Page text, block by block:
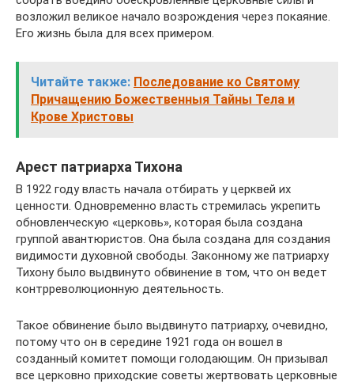
возложил великое начало возрождения через покаяние.
Его жизнь была для всех примером.
Читайте также: Последование ко Святому
Причащению Божественныя Тайны Тела и
Крове Христовы
Арест патриарха Тихона
В 1922 году власть начала отбирать у церквей их
ценности. Одновременно власть стремилась укрепить
обновленческую «церковь», которая была создана
группой авантюристов. Она была создана для создания
видимости духовной свободы. Законному же патриарху
Тихону было выдвинуто обвинение в том, что он ведет
контрреволюционную деятельность.
Такое обвинение было выдвинуто патриарху, очевидно,
потому что он в середине 1921 года он вошел в
созданный комитет помощи голодающим. Он призывал
все церковно приходские советы жертвовать церковные